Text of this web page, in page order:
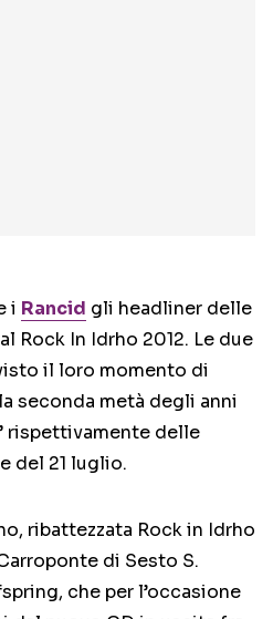
i Rancid gli headliner delle
Rock In Idrho 2012. Le due
il loro momento di
seconda metà degli anni
rispettivamente delle
del 21 luglio.
ribattezzata Rock in Idrho
di Sesto S.
che per l’occasione